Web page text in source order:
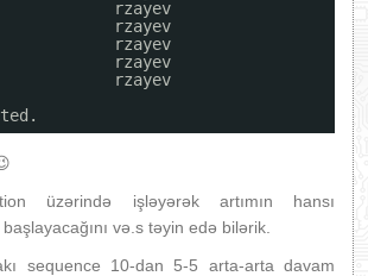
rzayev
rzayev
rzayev
rzayev
rzayev
üzərində işləyərək artımın hansı
başlayacağını və.s təyin edə bilərik.
sequence 10-dan 5-5 arta-arta davam